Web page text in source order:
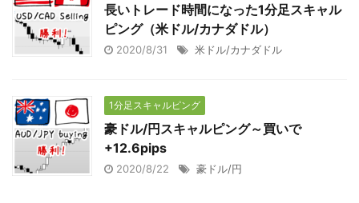
長いトレード時間になった1分足スキャル
ピング（米ドル/カナダドル）
2020/8/31 米ドル/カナダドル
1分足スキャルピング
豪ドル/円スキャルピング～買いで
+12.6pips
2020/8/22 豪ドル/円